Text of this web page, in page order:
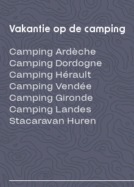
Vakantie op de camping
Camping Ardèche
Camping Dordogne
Camping Hérault
Camping Vendée
Camping Gironde
Camping Landes
Stacaravan Huren